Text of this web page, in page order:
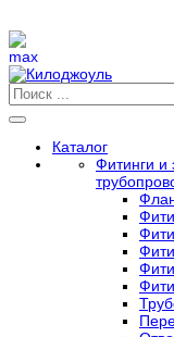
Каталог
Фитинги и